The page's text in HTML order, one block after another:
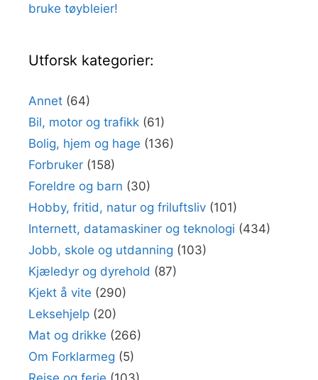
bruke tøybleier!
Utforsk kategorier:
Annet (64)
Bil, motor og trafikk (61)
Bolig, hjem og hage (136)
Forbruker (158)
Foreldre og barn (30)
Hobby, fritid, natur og friluftsliv (101)
Internett, datamaskiner og teknologi (434)
Jobb, skole og utdanning (103)
Kjæledyr og dyrehold (87)
Kjekt å vite (290)
Leksehjelp (20)
Mat og drikke (266)
Om Forklarmeg (5)